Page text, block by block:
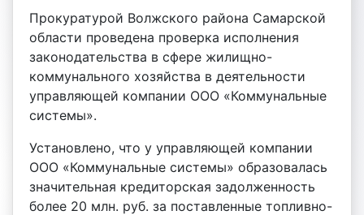
Прокуратурой Волжского района Самарской
области проведена проверка исполнения
законодательства в сфере жилищно-
коммунального хозяйства в деятельности
управляющей компании ООО «Коммунальные
системы».
Установлено, что у управляющей компании
ООО «Коммунальные системы» образовалась
значительная кредиторская задолженность
более 20 млн. руб. за поставленные топливно-